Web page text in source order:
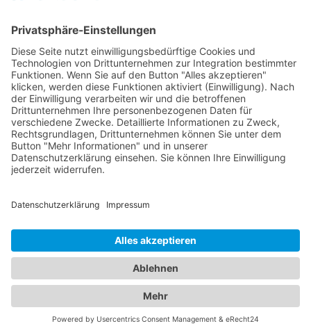
und fürsorglicher Ärzte ist.
Jetzt Augenarzt finden!
Kontakt & Hilfe
Für Unternehmen
Unternehmen hinzufügen
Anzeigenschaltung